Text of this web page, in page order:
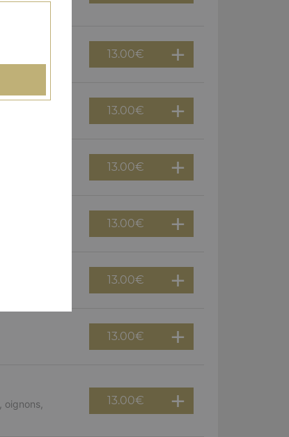
13.00€
13.00€
13.00€
13.00€
13.00€
13.00€
13.00€